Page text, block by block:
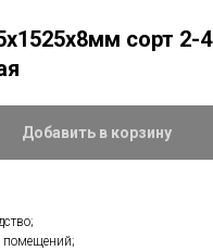
сорт 2-4
Добавить в корзину
помещений;